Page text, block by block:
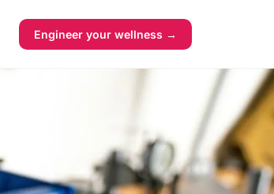
Engineer your wellness →